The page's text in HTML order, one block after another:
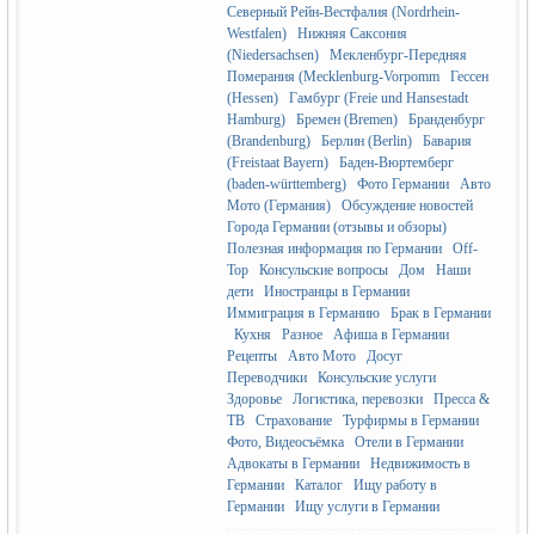
Северный Рейн-Вестфалия (Nordrhein-
Westfalen)
Нижняя Саксония
(Niedersachsen)
Мекленбург-Передняя
Померания (Mecklenburg-Vorpomm
Гессен
(Hessen)
Гамбург (Freie und Hansestadt
Hamburg)
Бремен (Bremen)
Бранденбург
(Brandenburg)
Берлин (Berlin)
Бавария
(Freistaat Bayern)
Баден-Вюртемберг
(baden-württemberg)
Фото Германии
Авто
Мото (Германия)
Обсуждение новостей
Города Германии (отзывы и обзоры)
Полезная информация по Германии
Off-
Top
Консульские вопросы Дом
Наши
дети
Иностранцы в Германии
Иммиграция в Германию
Брак в Германии
Кухня
Разное
Афиша в Германии
Рецепты
Авто Мото
Досуг
Переводчики
Консульские услуги
Здоровье
Логистика, перевозки
Пресса &
ТВ
Страхование
Турфирмы в Германии
Фото, Видеосъёмка
Отели в Германии
Адвокаты в Германии
Недвижимость в
Германии
Каталог
Ищу работу в
Германии
Ищу услуги в Германии